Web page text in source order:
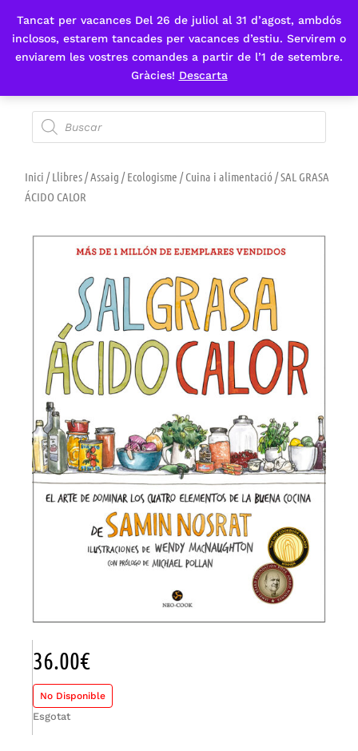
Tancat per vacances Del 26 de juliol al 31 d’agost, ambdós
inclosos, estarem tancades per vacances d’estiu. Servirem o
enviarem les vostres comandes a partir de l’1 de setembre.
Gràcies! Descarta
Fes-te'n sòcia
Inici /Llibres/Assaig /Ecologisme /Cuina i alimentació / SAL GRASA
ÁCIDO CALOR
36.00€
No Disponible
Esgotat